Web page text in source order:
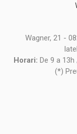
Wagner, 21 -
Horari: De 9 a
(*)